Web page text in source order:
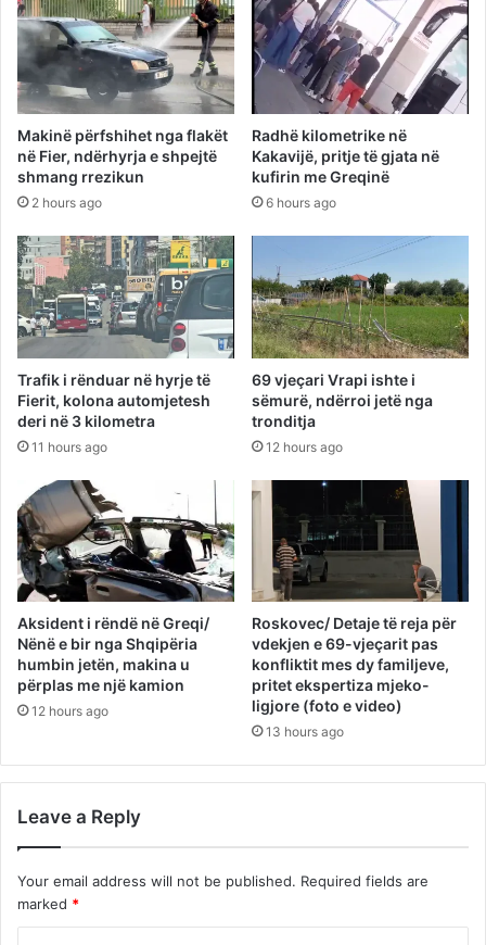
Makinë përfshihet nga flakët
në Fier, ndërhyrja e shpejtë
shmang rrezikun
2 hours ago
Radhë kilometrike në
Kakavijë, pritje të gjata në
kufirin me Greqinë
6 hours ago
Trafik i rënduar në hyrje të
Fierit, kolona automjetesh
deri në 3 kilometra
11 hours ago
69 vjeçari Vrapi ishte i
sëmurë, ndërroi jetë nga
tronditja
12 hours ago
Aksident i rëndë në Greqi/
Nënë e bir nga Shqipëria
humbin jetën, makina u
përplas me një kamion
12 hours ago
Roskovec/ Detaje të reja për
vdekjen e 69-vjeçarit pas
konfliktit mes dy familjeve,
pritet ekspertiza mjeko-
ligjore (foto e video)
13 hours ago
Leave a Reply
Your email address will not be published. Required fields are
marked *